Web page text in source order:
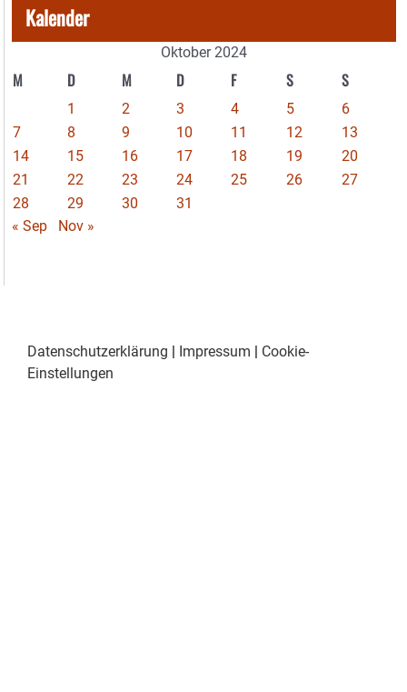
Kalender
Oktober 2024
M D M D F S S
1 2 3 4 5
6
7
8 9 10 11 12
13
14
15 16 17 18 19
20
21
22 23 24 25 26
27
28
29 30
31
« Sep
Nov »
Datenschutzerklärung | Impressum | Cookie-
Einstellungen